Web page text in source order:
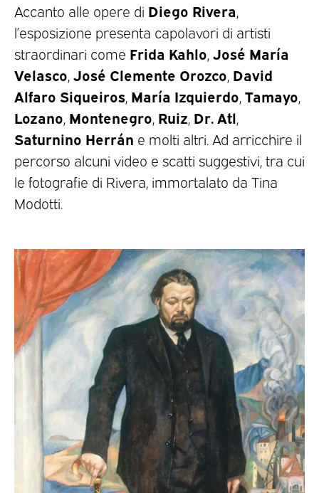
Accanto alle opere di Diego Rivera
l’esposizione presenta capolavori di artisti
straordinari come Frida Kahlo José María
Velasco José Clemente Orozco David
Alfaro Siqueiros María Izquierdo Tamayo
Lozano Montenegro Ruiz Dr. Atl
Saturnino Herrán e molti altri. Ad arricchire il
percorso alcuni video e scatti suggestivi, tra cui
le fotografie di Rivera, immortalato da Tina
Modotti.